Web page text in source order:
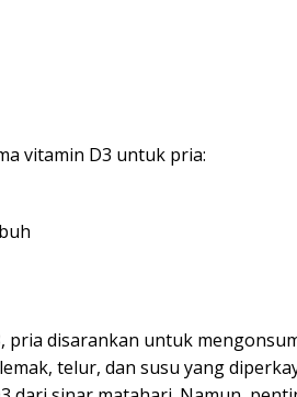
vitamin D3 untuk pria:
pria disarankan untuk
telur, dan susu yang